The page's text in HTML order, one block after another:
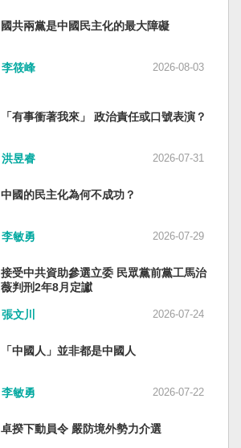
國共兩黨是中國民主化的最大障礙
李筱峰 2026-08-03
「有事衝著我來」 政治責任或口號表演？
洪昱睿 2026-07-31
中國的民主化為何不成功？
李敏勇 2026-07-29
接受中共資助參選立委 民眾黨前黨工馬治
薇判刑2年8月定讞
張文川 2026-07-24
「中國人」並非都是中國人
李敏勇 2026-07-22
卓揆下動員令 嚴防境外勢力介選